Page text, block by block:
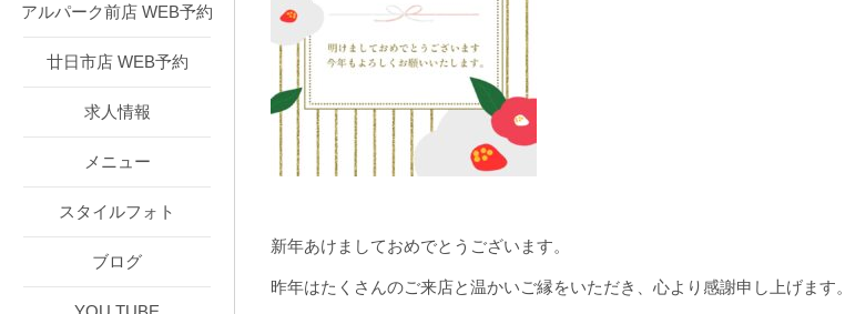
アルパーク前店 WEB予約
廿日市店 WEB予約
求人情報
メニュー
スタイルフォト
ブログ
新年あけましておめでとうございます。
昨年はたくさんのご来店と温かいご縁をいただき、心より感謝申し上げます。